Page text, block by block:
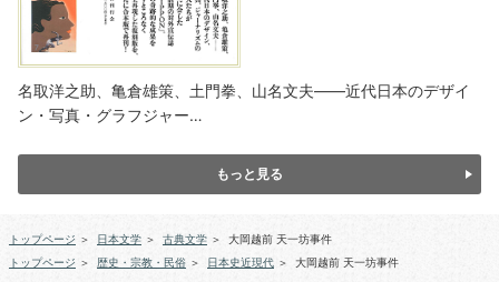
名取洋之助、亀倉雄策、土門拳、山名文夫――近代日本のデザイ
ン・写真・グラフジャー…
もっと見る
トップページ ＞ 日本文学 ＞ 古典文学 ＞
大岡越前 天一坊事件
トップページ ＞ 歴史・宗教・民俗 ＞ 日本史近現代 ＞ 大岡越前 天一坊事件